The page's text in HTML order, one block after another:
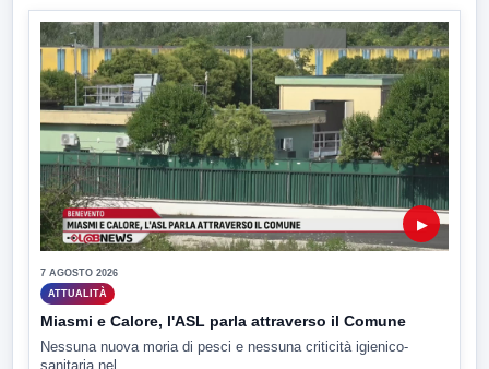
▶
7 AGOSTO 2026
ATTUALITÀ
Miasmi e Calore, l'ASL parla attraverso il Comune
Nessuna nuova moria di pesci e nessuna criticità igienico-
sanitaria nel...